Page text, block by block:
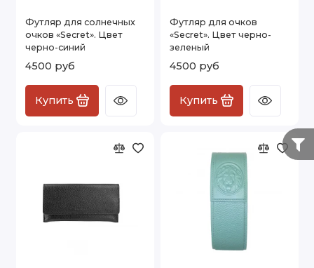
конверт - напоминает почтовый конверт средней
жесткости который закрывается как правило магнитом
и выполнен к примеру из натуральной кожи
тубусы
- футляр цилиндрической формы может быть
Футляр для солнечных
очков «Secret». Цвет
черно-синий
4500 руб
Купить
Футляр для очков
«Secret». Цвет черно-
зеленый
4500 руб
Купить